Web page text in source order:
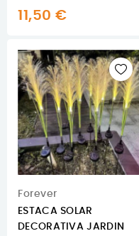
11,50 €
Forever
ESTACA SOLAR
DECORATIVA JARDIN